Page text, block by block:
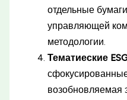
отдельные
управляющей
методологии.
Тематиеские
возобновляемая